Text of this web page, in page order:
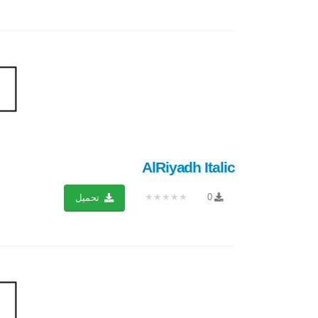
AlRiyadh Italic
0
★★★★★ تحميل